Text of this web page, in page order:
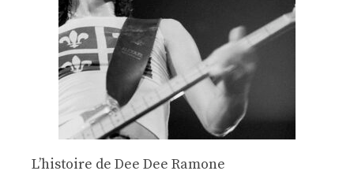
Lʼhistoire de Dee Dee Ramone